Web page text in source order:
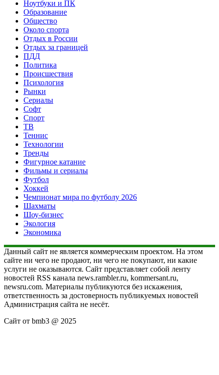
Ноутбуки и ПК
Образование
Общество
Около спорта
Отдых в России
Отдых за границей
ПДД
Политика
Происшествия
Психология
Рынки
Сериалы
Софт
Спорт
ТВ
Теннис
Технологии
Тренды
Фигурное катание
Фильмы и сериалы
Футбол
Хоккей
Чемпионат мира по футболу 2026
Шахматы
Шоу-бизнес
Экология
Экономика
Данный сайт не является коммерческим проектом. На этом
сайте ни чего не продают, ни чего не покупают, ни какие
услуги не оказываются. Сайт представляет собой ленту
новостей RSS канала news.rambler.ru, kommersant.ru,
newsru.com. Материалы публикуются без искажения,
ответственность за достоверность публикуемых новостей
Администрация сайта не несёт.
Сайт от bmb3 @ 2025